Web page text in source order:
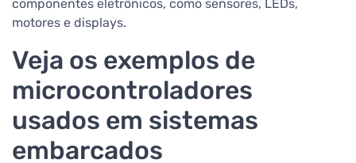
componentes eletrônicos, como sensores, LEDs,
motores e displays.
Veja os exemplos de
microcontroladores
usados em sistemas
embarcados